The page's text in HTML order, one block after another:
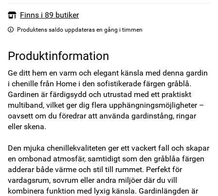
Finns i 89 butiker
Produktens saldo uppdateras en gång i timmen
Produktinformation
Ge ditt hem en varm och elegant känsla med denna gardin
i chenille från Home i den sofistikerade färgen gråblå.
Gardinen är färdigsydd och utrustad med ett praktiskt
multiband, vilket ger dig flera upphängningsmöjligheter –
oavsett om du föredrar att använda gardinstång, ringar
eller skena.
Den mjuka chenillekvaliteten ger ett vackert fall och skapar
en ombonad atmosfär, samtidigt som den gråblåa färgen
adderar både värme och stil till rummet. Perfekt för
vardagsrum, sovrum eller andra miljöer där du vill
kombinera funktion med lyxig känsla. Gardinlängden är